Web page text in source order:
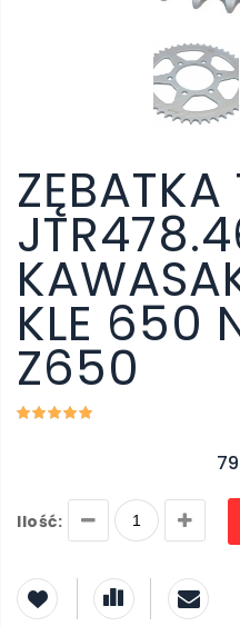
ZĘBATKA
KLE 650
Z650
Ilość: